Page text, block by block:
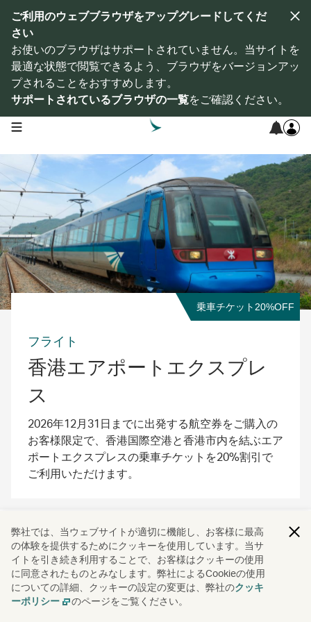
ご利用のウェブブラウザをアップグレードしてくだ
さい
お使いのブラウザはサポートされていません。当サイトを
最適な状態で閲覧できるよう、ブラウザをバージョンアッ
プされることをおすすめします。
サポートされているブラウザの一覧をご確認ください。
open navigation menu
乗車チケット20%OFF
フライト
香港エアポートエクスプレ
ス
2026年12月31日までに出発する航空券をご購入の
お客様限定で、香港国際空港と香港市内を結ぶエア
ポートエクスプレスの乗車チケットを20%割引で
ご利用いただけます。
特典詳細 ご利用方法 ご利用規約
Campaign code: SND2601005
弊社では、当ウェブサイトが適切に機能し、お客様に最高
の体験を提供するためにクッキーを使用しています。当サ
イトを引き続き利用することで、お客様はクッキーの使用
に同意されたものとみなします。弊社によるCookieの使用
についての詳細、クッキーの設定の変更は、弊社のクッキ
ーポリシー
のページをご覧ください。